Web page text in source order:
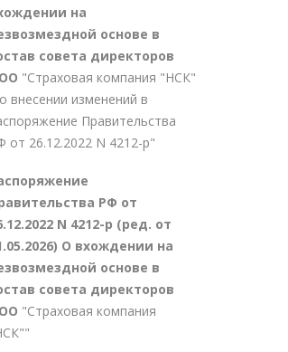
на
основе в
совета директоров
"Страховая компания "НСК"
внесении изменений в
Правительства
от 26.12.2022 N 4212-р"
РФ от
N 4212-р (ред. от
О вхождении на
основе в
совета директоров
"Страховая компания